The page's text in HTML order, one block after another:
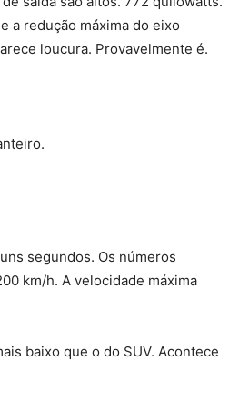
a redução máxima do eixo
loucura. Provavelmente é.
segundos. Os números
km/h. A velocidade máxima
baixo que o do SUV. Acontece